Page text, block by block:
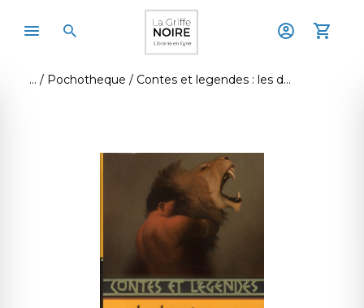
Pochotheque Contes et legendes : les douze travaux d'hercule